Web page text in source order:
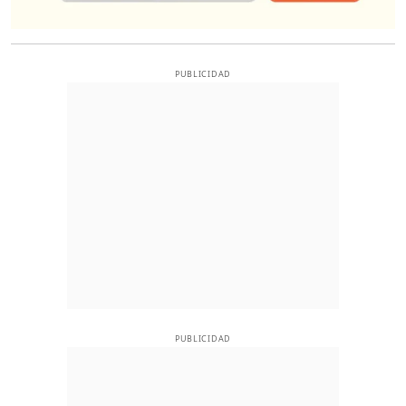
PUBLICIDAD
PUBLICIDAD